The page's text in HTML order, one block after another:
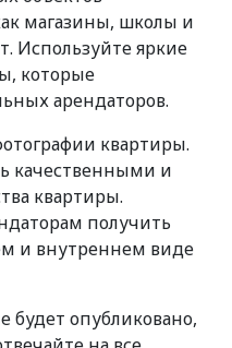
магазины, школы и
Используйте яркие
которые
арендаторов.
квартиры.
качественными и
квартиры.
получить
и внутреннем виде
будет опубликовано,